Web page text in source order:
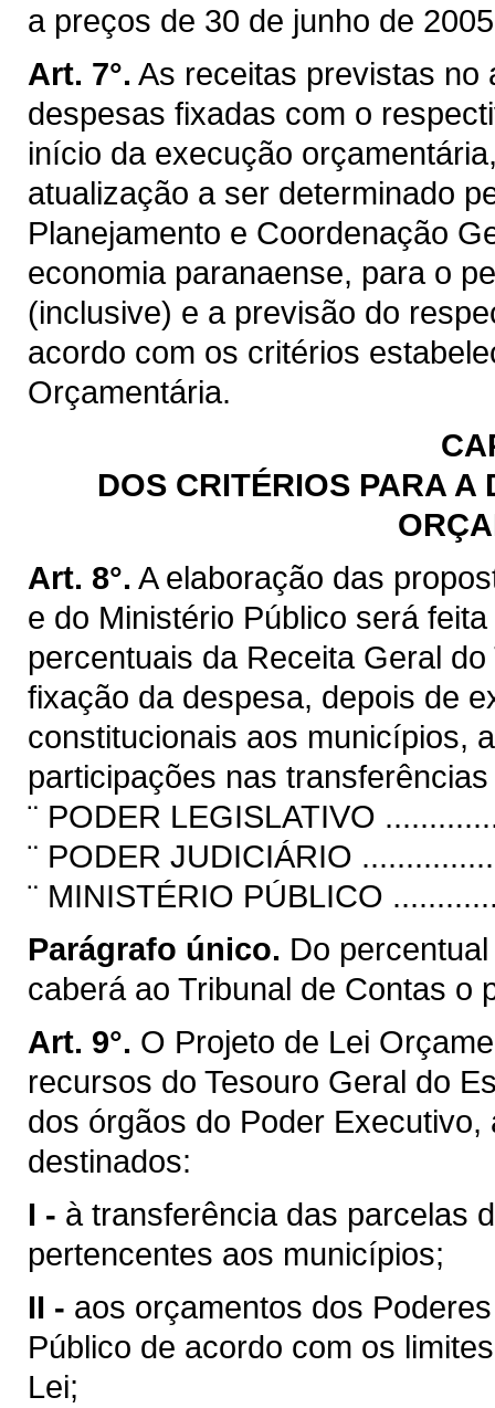
a preços de 30 de junho de
Art. 7°. As receitas previstas no
despesas fixadas com o
início da execução
atualização a ser determinado
Planejamento e Coordenação
economia paranaense, para o
(inclusive) e a previsão do
acordo com os critérios
Orçamentária.
DOS CRITÉRIOS PARA A
Art. 8°. A elaboração das
e do Ministério Público será
percentuais da Receita Geral
fixação da despesa, depois de
constitucionais aos municípios,
participações nas
¨ PODER LEGISLATIVO
¨ PODER JUDICIÁRIO
¨ MINISTÉRIO PÚBLICO
Parágrafo único. Do
caberá ao Tribunal de Contas o
Art. 9°. O Projeto de Lei
recursos do Tesouro Geral do
dos órgãos do Poder
destinados:
I - à transferência das parcelas
pertencentes aos municípios;
II - aos orçamentos dos
Público de acordo com os
Lei;